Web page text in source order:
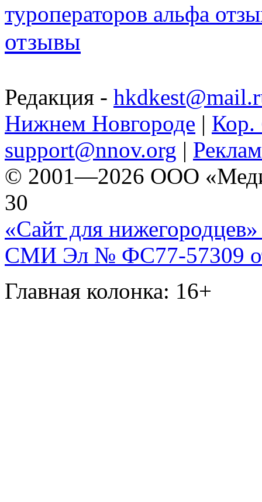
туроператоров альфа
отзывы
Редакция -
Нижнем Новгороде | Кор.
support@nnov.org |
© 2001—2026 ООО
30
«Сайт для нижегородцев»
СМИ Эл № ФС77-57309
Главная колонка: 16+